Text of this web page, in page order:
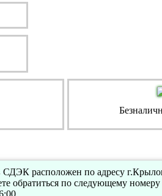
расположен по адресу
обратиться по следующему